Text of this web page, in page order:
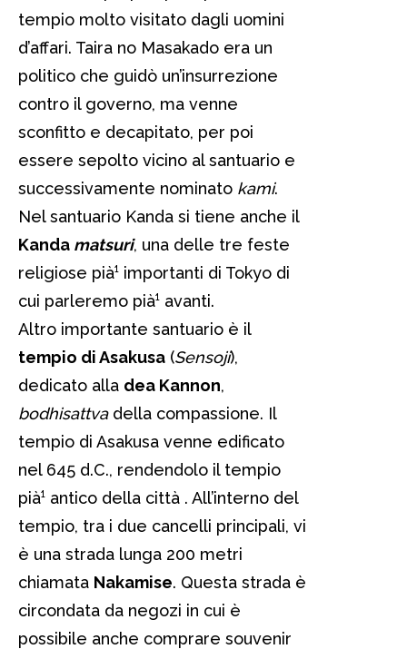
tempio molto visitato dagli uomini
d’affari. Taira no Masakado era un
politico che guidò un’insurrezione
contro il governo, ma venne
sconfitto e decapitato, per poi
essere sepolto vicino al santuario e
successivamente nominato kami.
Nel santuario Kanda si tiene anche il
Kanda matsuri, una delle tre feste
religiose pià¹ importanti di Tokyo di
cui parleremo pià¹ avanti.
Altro importante santuario è il
tempio di Asakusa (Sensoji),
dedicato alla dea Kannon,
bodhisattvadella compassione. Il
tempio di Asakusa venne edificato
nel 645 d.C., rendendolo il tempio
pià¹ antico della città . All’interno del
tempio, tra i due cancelli principali, vi
è una strada lunga 200 metri
chiamata Nakamise. Questa strada è
circondata da negozi in cui è
possibile anche comprare souvenir